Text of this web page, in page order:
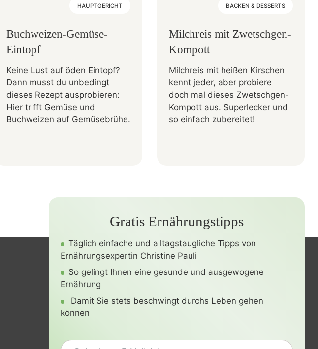
HAUPTGERICHT
Buchweizen-Gemüse-
Eintopf
Keine Lust auf öden Eintopf?
Dann musst du unbedingt
dieses Rezept ausprobieren:
Hier trifft Gemüse und
Buchweizen auf Gemüsebrühe.
BACKEN & DESSERTS
Milchreis mit Zwetschgen-
Kompott
Milchreis mit heißen Kirschen
kennt jeder, aber probiere
doch mal dieses Zwetschgen-
Kompott aus. Superlecker und
so einfach zubereitet!
Gratis Ernährungstipps
Täglich einfache und alltagstaugliche Tipps von
Ernährungsexpertin Christine Pauli
So gelingt Ihnen eine gesunde und ausgewogene
Ernährung
Damit Sie stets beschwingt durchs Leben gehen
können